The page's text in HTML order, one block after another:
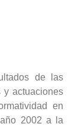
de las
y actuaciones
en
2002 a la